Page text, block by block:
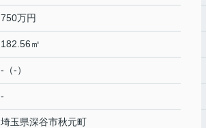
750万円
182.56㎡
-（-）
-
埼玉県深谷市秋元町